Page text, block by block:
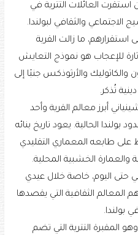
العائلات التترية في
والثقافي لبولندا.
استقرارهم، ما زالت القرية
للإعجاب هو نموذج التعايش
والأرثوذكس جنبًا إلى
تُذكر.
أبرز معالم القرية وأحد
الحالية. يعود تاريخ بنائه
على طابعه المعماري التقليدي
والعمارة الخشبية المحلية.
حتى اليوم، خاصة خلال عيدي
المعالم الثقافية التي يقصدها
بولندا.
وهو المقبرة التترية التي تضم